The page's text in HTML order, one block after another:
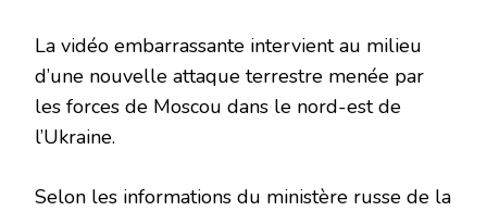
La vidéo embarrassante intervient au milieu
d’une nouvelle attaque terrestre menée par
les forces de Moscou dans le nord-est de
l’Ukraine.
Selon les informations du ministère russe de la